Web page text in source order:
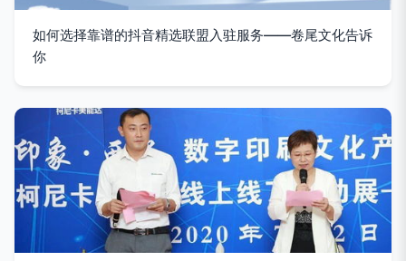
如何选择靠谱的抖音精选联盟入驻服务——卷尾文化告诉
你